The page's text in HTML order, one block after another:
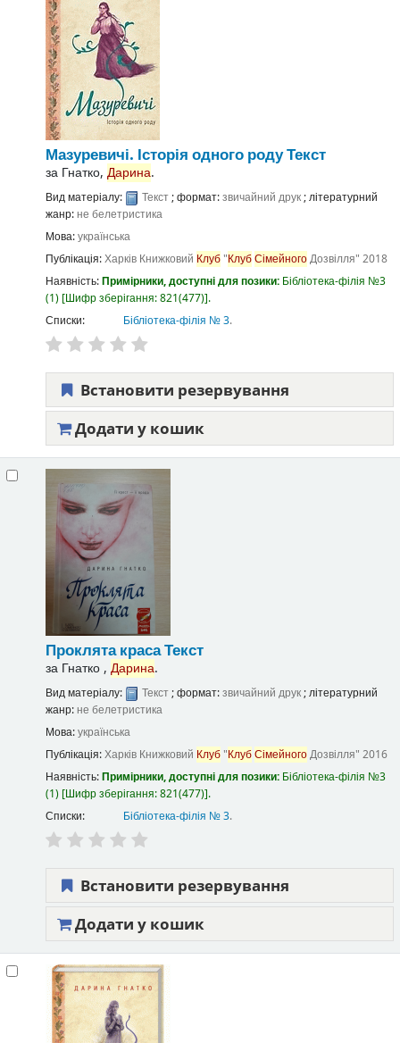
Мазуревичі. Історія одного родуТекст
за Гнатко, Дарина.
Вид матеріалу: Текст; формат:звичайний друк; літературний
жанр:не белетристика
Мова:українська
Публікація:Харків Книжковий Клуб"КлубСімейногоДозвілля" 2018
Наявність:Примірники, доступні для позики: Бібліотека-філія №3
(1) Шифр зберігання:821(477) .
Списки:
Бібліотека-філія № 3.
Встановити резервування
Додати у кошик
Проклята красаТекст
за Гнатко , Дарина.
Вид матеріалу: Текст; формат:звичайний друк; літературний
жанр: не белетристика
Мова:українська
Публікація:Харків Книжковий Клуб"КлубСімейногоДозвілля" 2016
Наявність:Примірники, доступні для позики: Бібліотека-філія №3
(1) Шифр зберігання:821(477) .
Списки:
Бібліотека-філія № 3.
Встановити резервування
Додати у кошик